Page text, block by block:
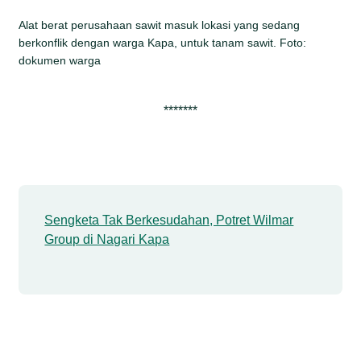
Alat berat perusahaan sawit masuk lokasi yang sedang
berkonflik dengan warga Kapa, untuk tanam sawit. Foto:
dokumen warga
*******
Sengketa Tak Berkesudahan, Potret Wilmar
Group di Nagari Kapa